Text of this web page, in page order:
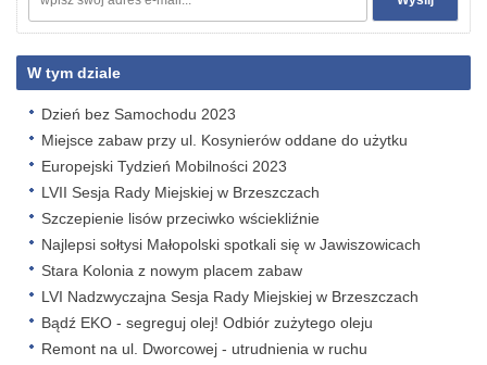
W tym dziale
Dzień bez Samochodu 2023
Miejsce zabaw przy ul. Kosynierów oddane do użytku
Europejski Tydzień Mobilności 2023
LVII Sesja Rady Miejskiej w Brzeszczach
Szczepienie lisów przeciwko wściekliźnie
Najlepsi sołtysi Małopolski spotkali się w Jawiszowicach
Stara Kolonia z nowym placem zabaw
LVI Nadzwyczajna Sesja Rady Miejskiej w Brzeszczach
Bądź EKO - segreguj olej! Odbiór zużytego oleju
Remont na ul. Dworcowej - utrudnienia w ruchu